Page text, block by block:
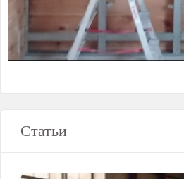
Статьи